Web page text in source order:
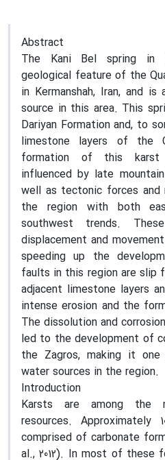
Abstract
The Kani Bel spring in
geological feature of the
in Kermanshah, Iran, and
source in this area. This
Dariyan Formation and, to
limestone layers of the
formation of this karst
influenced by late
well as tectonic forces and
the region with both
southwest trends.
displacement and
speeding up the
faults in this region are slip
adjacent limestone layers
intense erosion and the
The dissolution and
led to the development of
the Zagros, making it
water sources in the region.
Introduction
Karsts are among the
resources.
comprised of carbonate
al., 2012). In most of these